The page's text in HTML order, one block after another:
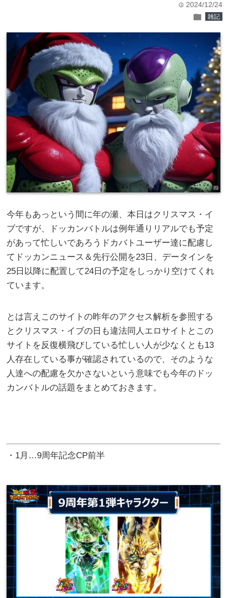
time 2024/12/24
folder 雑記
今年もあっという間に年の瀬、本日はクリスマス・イ
ブですが、ドッカンバトルは例年通りリアルでも予定
があって忙しいであろうドカバトユーザー達に配慮し
てドッカンニュース＆先行公開を23日、データインを
25日以降に配置して24日の予定をしっかり空けてくれ
ています。
とは言えこのサイトの昨年のアクセス解析を参照する
とクリスマス・イブの日も違法同人エロサイトとこの
サイトを反復横飛びしている忙しい人が少なくとも13
人存在している事が確認されているので、そのような
人達への配慮を欠かさないという意味でも今年のドッ
カンバトルの話題をまとめておきます。
・1月…9周年記念CP前半